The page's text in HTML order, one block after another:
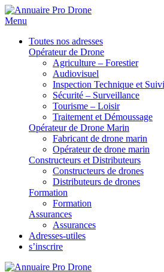
Menu
Toutes nos adresses
Opérateur de Drone
Agriculture – Forestier
Audiovisuel
Inspection Technique et
Sécurité – Surveillance
Tourisme – Loisir
Traitement et Démoussage
Opérateur de Drone Marin
Fabricant de drone marin
Opérateur de drone marin
Constructeurs et Distributeurs
Constructeurs de drones
Distributeurs de drones
Formation
Formation
Assurances
Assurances
Adresses-utiles
s’inscrire